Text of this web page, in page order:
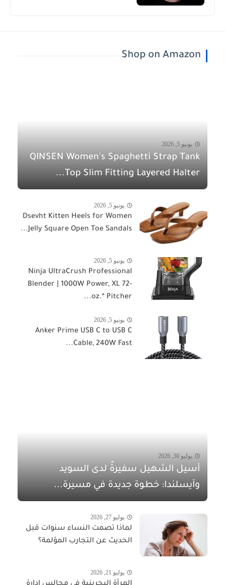
Shop on Amazon
يونيو 5, 2026
QINSEN Women's Spaghetti Strap Tank
Top Slim Fitting Layered Halter...
يونيو 5, 2026
Dsevht Kitten Heels for Women
Jelly Square Open Toe Sandals...
يونيو 5, 2026
Ninja UltraCrush Professional
Blender | 1000W Power, XL 72-
oz.* Pitcher...
يونيو 5, 2026
Anker Prime USB C to USB C
Cable, 240W Fast...
يوليو 30, 2026
أسيل الشهيل سفيرةً لدى السويد
وآيسلندا: خطوة جديدة في مسيرة...
يوليو 27, 2026
لماذا تصمت النساء سنوات قبل
الحديث عن التجارب المؤلمة؟
يوليو 21, 2026